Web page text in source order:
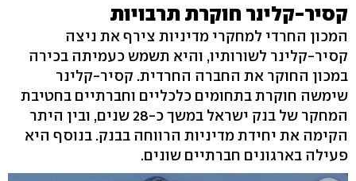
קסיר-קלינר חוקרת תרבויות
המכון החרדי למחקרי מדיניות צירף את ניצה
קסיר-קלינר לשורותיו, והיא תשמש כעמיתה בכירה
במכון החוקר את החברה החרדית. קסיר-קלינר
שימשה חוקרת בתחומים כלכליים וחברתיים בחטיבת
המחקר של בנק ישראל במשך כ-28 שנים, ובין היתר
הקימה את יחידת מדיניות הרווחה בבנק. בנוסף היא
פעילה בארגונים חברתיים שונים.